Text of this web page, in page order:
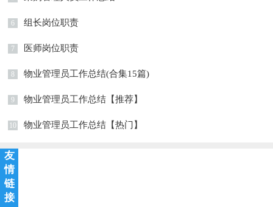
6 组长岗位职责
7 医师岗位职责
8 物业管理员工作总结(合集15篇)
9 物业管理员工作总结【推荐】
10 物业管理员工作总结【热门】
友
情
链
接